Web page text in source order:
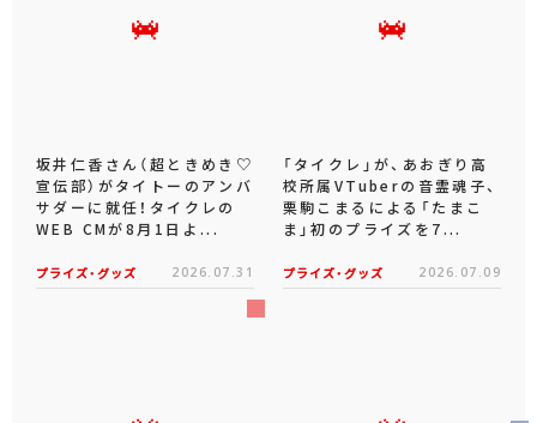
坂井仁香さん（超ときめき♡
宣伝部）がタイトーのアンバ
サダーに就任！タイクレの
WEB CMが8月1日よ...
プライズ・グッズ 2026.07.31
「タイクレ」が、あおぎり高
校所属VTuberの音霊魂子、
栗駒こまるによる「たまこ
ま」初のプライズを7...
プライズ・グッズ 2026.07.09